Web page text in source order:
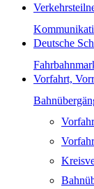
Deutsche
Vorfahrt,